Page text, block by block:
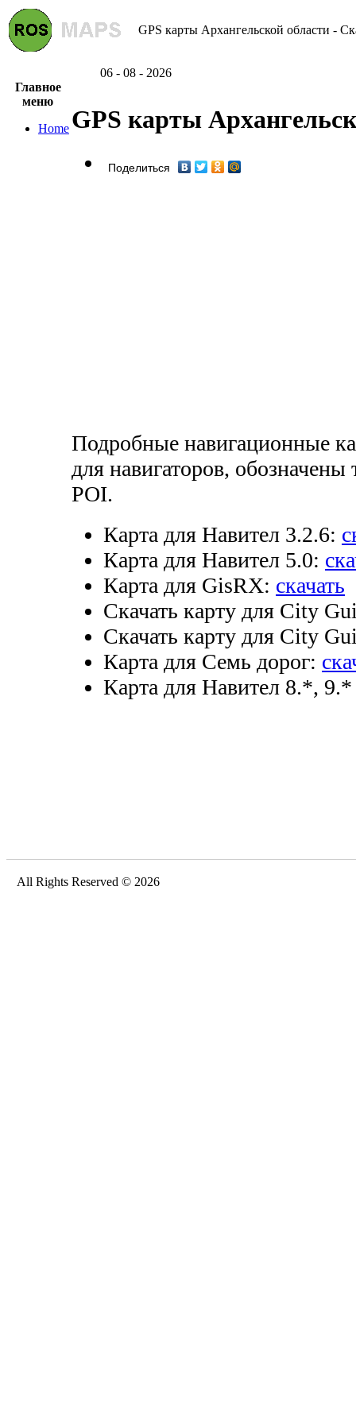
GPS карты Архангельской области -
06 - 08 - 2026
Главное
меню
Home GPS карты
Поделиться
Подробные навигационные
для навигаторов,
POI.
Карта для Навител 3.2.6:
Карта для Навител 5.0:
Карта для GisRX: скачать
Скачать карту для City
Скачать карту для City
Карта для Семь дорог:
Карта для Навител 8.*,
All Rights Reserved © 2026